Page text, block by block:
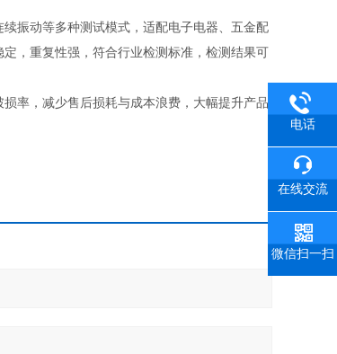
振动等多种测试模式，适配电子电器、五金配
，重复性强，符合行业检测标准，检测结果可
率，减少售后损耗与成本浪费，大幅提升产品
电话
在线交流
微信扫一扫